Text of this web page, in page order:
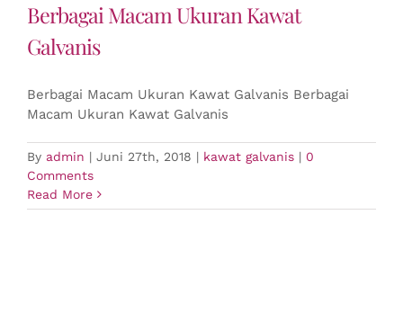
Berbagai Macam Ukuran Kawat
Galvanis
Berbagai Macam Ukuran Kawat Galvanis Berbagai
Macam Ukuran Kawat Galvanis
By admin | Juni 27th, 2018 | kawat galvanis | 0
Comments
Read More